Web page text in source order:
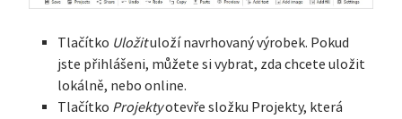
Tlačítko Uložituloží navrhovaný výrobek. Pokud
jste přihlášeni, můžete si vybrat, zda chcete uložit
lokálně, nebo online.
Tlačítko Projektyotevře složku Projekty, která